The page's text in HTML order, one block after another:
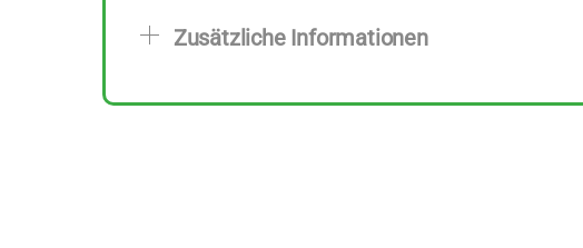
Zusätzliche Informationen